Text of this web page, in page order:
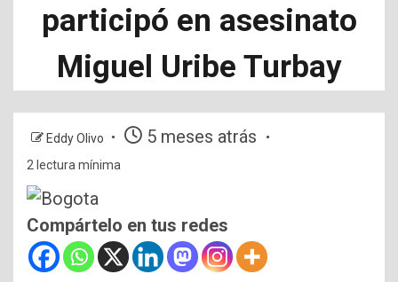
participó en asesinato
Miguel Uribe Turbay
Eddy Olivo 5 meses atrás
2 lectura mínima
Compártelo en tus redes